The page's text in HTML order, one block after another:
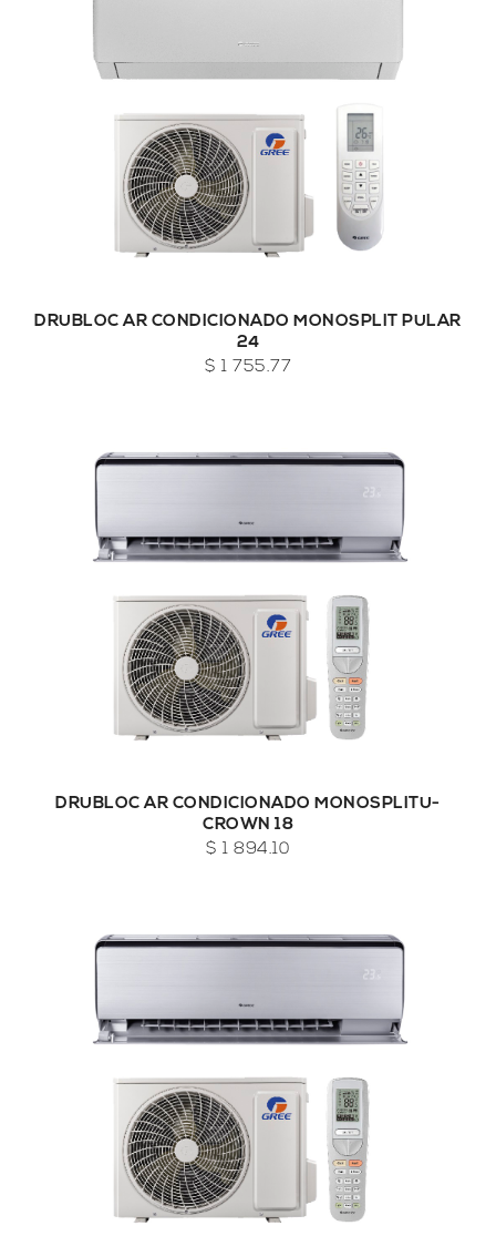
DRUBLOC AR CONDICIONADO MONOSPLIT PULAR
24
$ 1 755.77
DRUBLOC AR CONDICIONADO MONOSPLITU-
CROWN 18
$ 1 894.10